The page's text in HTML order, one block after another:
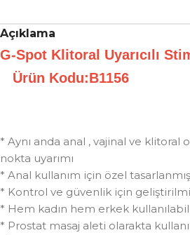
Açıklama
G-Spot Klitoral Uyarıcılı
Ürün Kodu:B1156
* Aynı anda anal , vajinal ve klitoral
nokta uyarımı
* Anal kullanım için özel
* Kontrol ve güvenlik için
* Hem kadın hem erkek
* Prostat masaj aleti olarakta